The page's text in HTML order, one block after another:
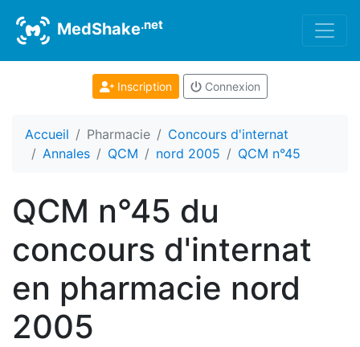
MedShake.net
Inscription Connexion
Accueil Pharmacie
Concours d'internat
Annales
QCM nord 2005 QCM n°45
QCM n°45 du
concours d'internat
en pharmacie nord
2005